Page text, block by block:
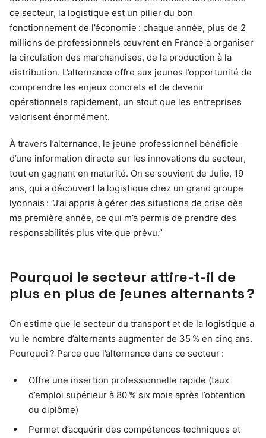
ce secteur, la logistique est un pilier du bon
fonctionnement de l’économie : chaque année, plus de 2
millions de professionnels œuvrent en France à organiser
la circulation des marchandises, de la production à la
distribution. L’alternance offre aux jeunes l’opportunité de
comprendre les enjeux concrets et de devenir
opérationnels rapidement, un atout que les entreprises
valorisent énormément.
À travers l’alternance, le jeune professionnel bénéficie
d’une information directe sur les innovations du secteur,
tout en gagnant en maturité. On se souvient de Julie, 19
ans, qui a découvert la logistique chez un grand groupe
lyonnais : “J’ai appris à gérer des situations de crise dès
ma première année, ce qui m’a permis de prendre des
responsabilités plus vite que prévu.”
Pourquoi le secteur attire-t-il de
plus en plus de jeunes alternants ?
On estime que le secteur du transport et de la logistique a
vu le nombre d’alternants augmenter de 35 % en cinq ans.
Pourquoi ? Parce que l’alternance dans ce secteur :
Offre une insertion professionnelle rapide (taux
d’emploi supérieur à 80 % six mois après l’obtention
du diplôme)
Permet d’acquérir des compétences techniques et